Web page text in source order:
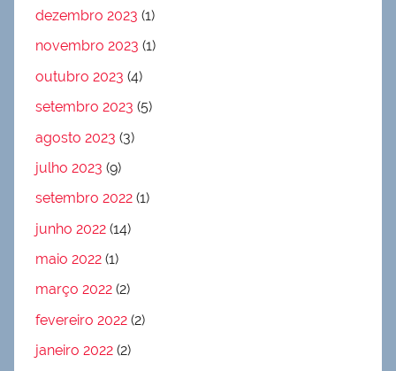
dezembro 2023 (1)
novembro 2023 (1)
outubro 2023 (4)
setembro 2023 (5)
agosto 2023 (3)
julho 2023 (9)
setembro 2022 (1)
junho 2022 (14)
maio 2022 (1)
março 2022 (2)
fevereiro 2022 (2)
janeiro 2022 (2)